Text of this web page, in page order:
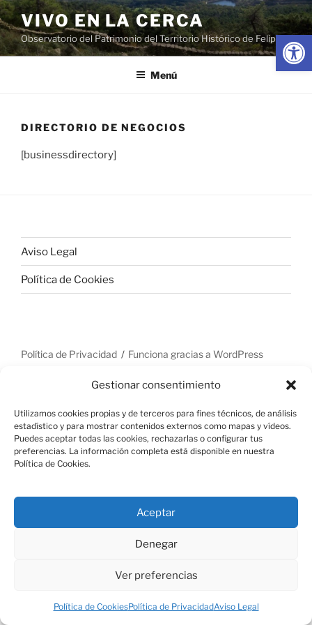
Abrir
Gestionar consentimiento
Utilizamos cookies propias y de terceros para fines técnicos, de análisis
estadístico y para mostrar contenidos externos como mapas y vídeos.
Puedes aceptar todas las cookies, rechazarlas o configurar tus
preferencias. La información completa está disponible en nuestra
Política de Cookies.
Aceptar
Denegar
Ver preferencias
Política de CookiesPolítica de PrivacidadAviso Legal
Saltar
al
contenido
VIVO EN LA CERCA
Observatorio del Patrimonio del Territorio Histórico de Felipe II
Menú
DIRECTORIO DE NEGOCIOS
[businessdirectory]
Aviso Legal
Política de Cookies
Política de Privacidad Funciona gracias a WordPress